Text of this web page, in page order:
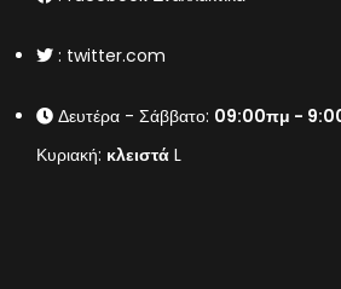
: twitter.com
Δευτέρα - Σάββατο: 09:00πμ -
Κυριακή: κλειστά L